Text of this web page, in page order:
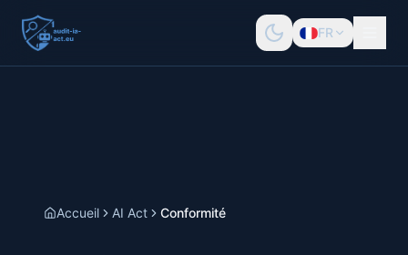
FR
Accueil AI Act Conformité